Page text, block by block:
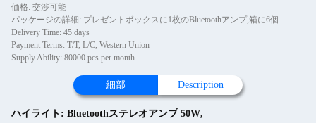
価格: 交渉可能
パッケージの詳細: プレゼントボックスに1枚のBluetoothアンプ,箱に6個
Delivery Time: 45 days
Payment Terms: T/T, L/C, Western Union
Supply Ability: 80000 pcs per month
細部 Description
ハイライト: Bluetoothステレオアンプ 50W,